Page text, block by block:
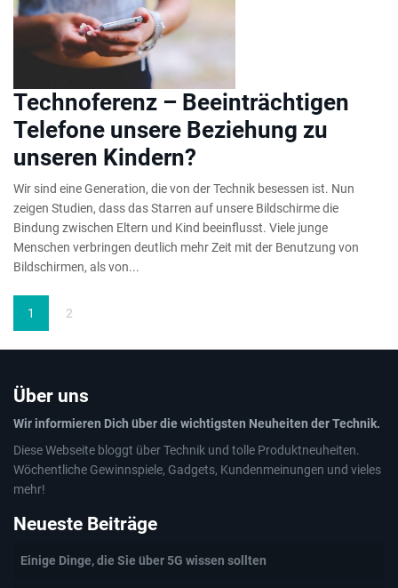
Technoferenz – Beeinträchtigen
Telefone unsere Beziehung zu
unseren Kindern?
Wir sind eine Generation, die von der Technik besessen ist. Nun
zeigen Studien, dass das Starren auf unsere Bildschirme die
Bindung zwischen Eltern und Kind beeinflusst. Viele junge
Menschen verbringen deutlich mehr Zeit mit der Benutzung von
Bildschirmen, als von...
1 2
Über uns
Wir informieren Dich über die wichtigsten Neuheiten der Technik.
Diese Webseite bloggt über Technik und tolle Produktneuheiten.
Wöchentliche Gewinnspiele, Gadgets, Kundenmeinungen und vieles
mehr!
Neueste Beiträge
Einige Dinge, die Sie über 5G wissen sollten